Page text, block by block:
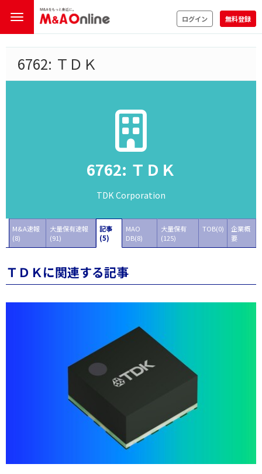
ログイン 無料登録
6762: ＴＤＫ
6762: ＴＤＫ
TDK Corporation
M&A速報
(8)
大量保有速報
(91)
記事
(5)
MAO
DB(8)
大量保有
(125)
TOB(0)
企業概
要
ＴＤＫに関連する記事